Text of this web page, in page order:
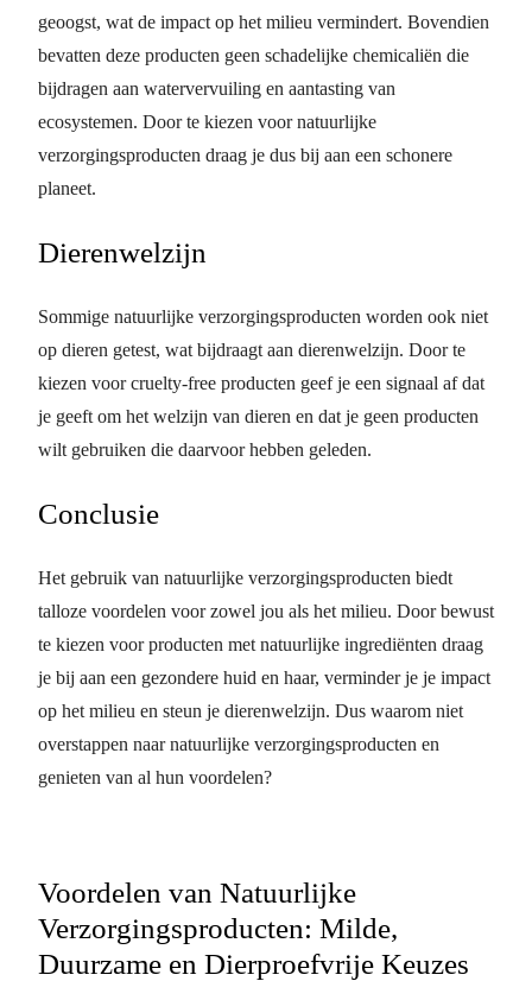
geoogst, wat de impact op het milieu vermindert. Bovendien
bevatten deze producten geen schadelijke chemicaliën die
bijdragen aan watervervuiling en aantasting van
ecosystemen. Door te kiezen voor natuurlijke
verzorgingsproducten draag je dus bij aan een schonere
planeet.
Dierenwelzijn
Sommige natuurlijke verzorgingsproducten worden ook niet
op dieren getest, wat bijdraagt aan dierenwelzijn. Door te
kiezen voor cruelty-free producten geef je een signaal af dat
je geeft om het welzijn van dieren en dat je geen producten
wilt gebruiken die daarvoor hebben geleden.
Conclusie
Het gebruik van natuurlijke verzorgingsproducten biedt
talloze voordelen voor zowel jou als het milieu. Door bewust
te kiezen voor producten met natuurlijke ingrediënten draag
je bij aan een gezondere huid en haar, verminder je je impact
op het milieu en steun je dierenwelzijn. Dus waarom niet
overstappen naar natuurlijke verzorgingsproducten en
genieten van al hun voordelen?
Voordelen van Natuurlijke
Verzorgingsproducten: Milde,
Duurzame en Dierproefvrije Keuzes